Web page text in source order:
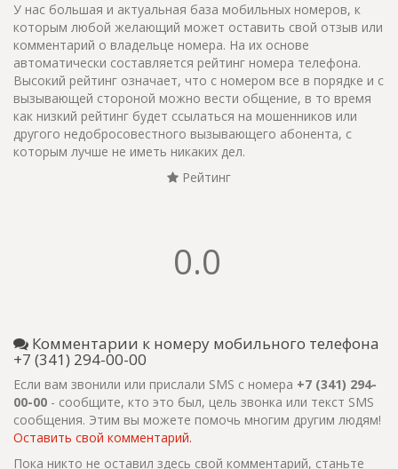
У нас большая и актуальная база мобильных номеров, к
которым любой желающий может оставить свой отзыв или
комментарий о владельце номера. На их основе
автоматически составляется рейтинг номера телефона.
Высокий рейтинг означает, что с номером все в порядке и с
вызывающей стороной можно вести общение, в то время
как низкий рейтинг будет ссылаться на мошенников или
другого недобросовестного вызывающего абонента, с
которым лучше не иметь никаких дел.
Рейтинг
0.0
Комментарии к номеру мобильного телефона
+7 (341) 294-00-00
Если вам звонили или прислали SMS с номера +7 (341) 294-
00-00 - сообщите, кто это был, цель звонка или текст SMS
сообщения. Этим вы можете помочь многим другим людям!
Оставить свой комментарий.
Пока никто не оставил здесь свой комментарий, станьте